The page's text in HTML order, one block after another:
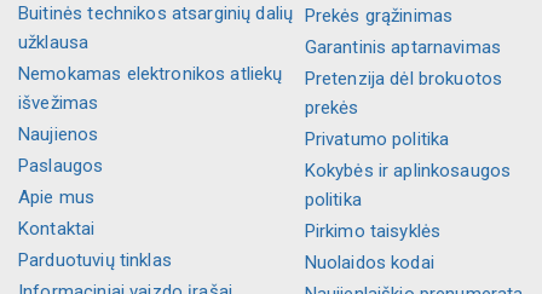
Buitinės technikos atsarginių dalių
užklausa
Nemokamas elektronikos atliekų
išvežimas
Naujienos
Paslaugos
Apie mus
Kontaktai
Parduotuvių tinklas
Prekės grąžinimas
Garantinis aptarnavimas
Pretenzija dėl brokuotos
prekės
Privatumo politika
Kokybės ir aplinkosaugos
politika
Pirkimo taisyklės
Nuolaidos kodai